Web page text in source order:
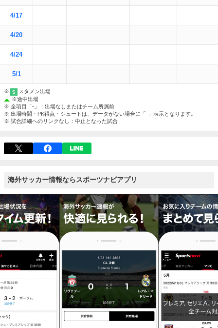
4/17
4/20
4/24
5/1
※ S
スタメン出場
※途中出場
※ 全項目「-」：出場なしまたはチーム所属前
※ 出場時間・PK得点・シュートは、データがない場合に「-」表示となります。
※ 試合詳細へのリンクなし：中止となった試合
海外サッカー情報ならスポーツナビアプリ